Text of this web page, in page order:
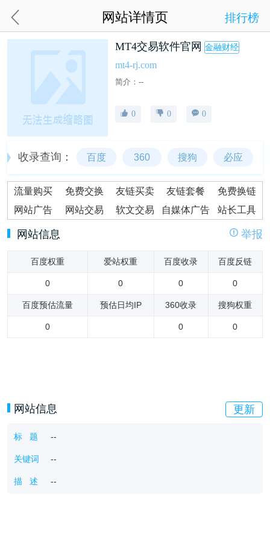
网站详情页 排行榜
MT4交易软件官网 金融财经
mt4-rj.com
简介：--
0 0 0
收录查询： 百度 360 搜狗 必应
流量购买 免费交换 友链买卖 友链套餐
免费换链
网站广告
网站交易 软文交易 自媒体广告 站长工具
网站信息 举报
百度权重 爱站权重 百度收录 百度反链
0 0 0 0
百度预估流量 预估日均IP 360收录 搜狗权重
0 0 0
网站信息 更新
标 题 --
关键词 --
描 述 --